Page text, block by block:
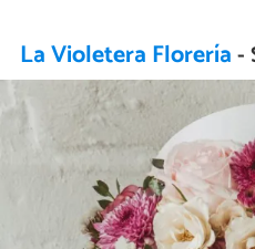
La Violetera Florería-